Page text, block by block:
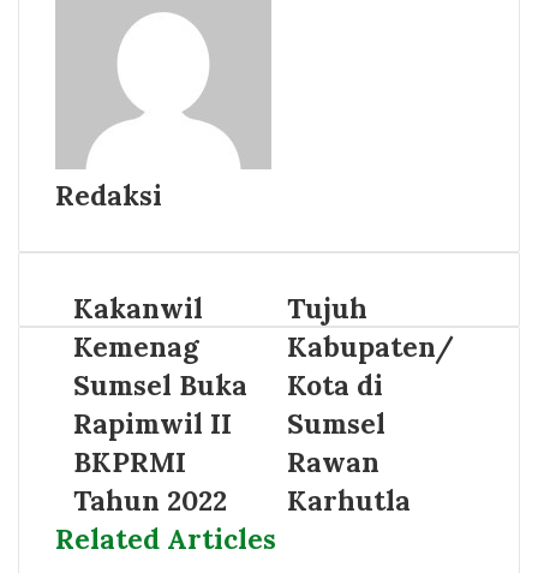
Redaksi
Kakanwil
Kemenag
Sumsel Buka
Rapimwil II
BKPRMI
Tahun 2022
Tujuh
Kabupaten/
Kota di
Sumsel
Rawan
Karhutla
Related Articles